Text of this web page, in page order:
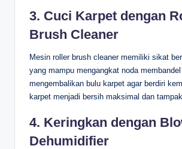
3. Cuci Karpet dengan
Brush Cleaner
Mesin roller brush cleaner memiliki sikat
yang mampu mengangkat noda
mengembalikan bulu karpet agar berdiri
karpet menjadi bersih maksimal dan
4. Keringkan dengan
Dehumidifier